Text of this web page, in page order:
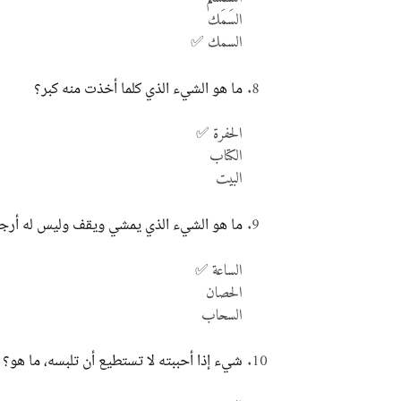
السَمَك
السمك ✅
ما هو الشيء الذي كلما أخذت منه كبر؟
الحفرة ✅
الكتاب
البيت
ما هو الشيء الذي يمشي ويقف وليس له
الساعة ✅
الحصان
السحاب
شيء إذا أحببته لا تستطيع أن تلبسه، ما هو؟